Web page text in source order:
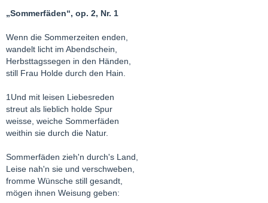
„Sommerfäden“, op. 2, Nr. 1
Wenn die Sommerzeiten enden,
wandelt licht im Abendschein,
Herbsttagssegen in den Händen,
still Frau Holde durch den Hain.
1Und mit leisen Liebesreden
streut als lieblich holde Spur
weisse, weiche Sommerfäden
weithin sie durch die Natur.
Sommerfäden zieh'n durch's Land,
Leise nah'n sie und verschweben,
fromme Wünsche still gesandt,
mögen ihnen Weisung geben: